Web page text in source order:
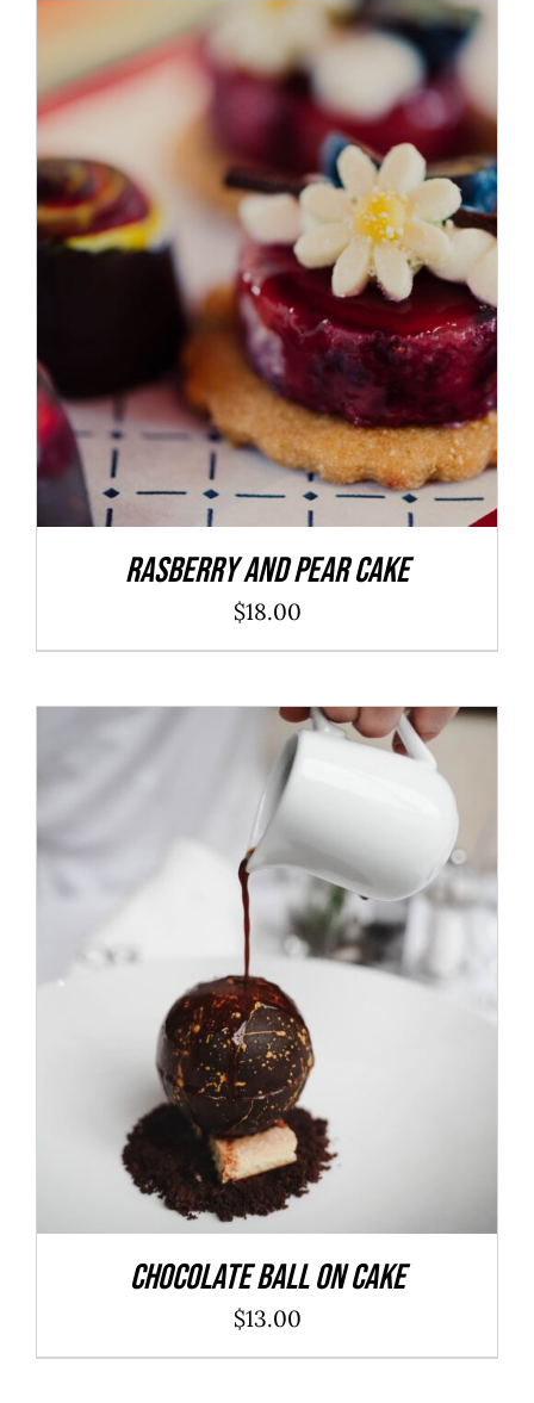
ADD TO CART / DÉTAILS
Rasberry And Pear Cake
$18.00
ADD TO CART DÉTAILS
Chocolate Ball On Cake
$13.00